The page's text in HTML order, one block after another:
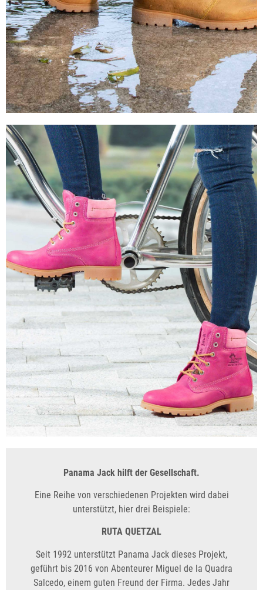
Panama Jack hilft der Gesellschaft.
Eine Reihe von verschiedenen Projekten wird dabei
unterstützt, hier drei Beispiele:
RUTA QUETZAL
Seit 1992 unterstützt Panama Jack dieses Projekt,
geführt bis 2016 von Abenteurer Miguel de la Quadra
Salcedo, einem guten Freund der Firma. Jedes Jahr